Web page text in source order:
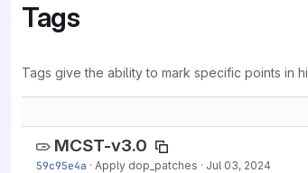
Tags
Tags give the ability to mark specific points in
MCST-v3.0
59c95e4a · Apply dop_patches · Jul 03, 2024